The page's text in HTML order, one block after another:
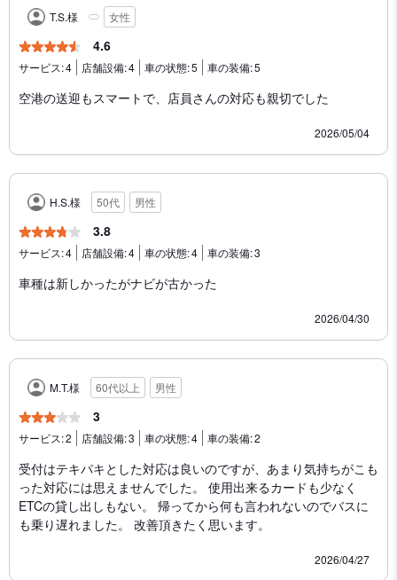
T.S.様 女性
4.6
サービス:4 店舗設備:4 車の状態:5 車の装備:5
空港の送迎もスマートで、店員さんの対応も親切でした
2026/05/04
H.S.様 50代 男性
3.8
サービス:4 店舗設備:4 車の状態:4 車の装備:3
車種は新しかったがナビが古かった
2026/04/30
M.T.様 60代以上 男性
3
サービス:2 店舗設備:3 車の状態:4 車の装備:2
受付はテキパキとした対応は良いのですが、あまり気持ちがこも
った対応には思えませんでした。 使用出来るカードも少なく
ETCの貸し出しもない。 帰ってから何も言われないのでバスに
も乗り遅れました。 改善頂きたく思います。
2026/04/27